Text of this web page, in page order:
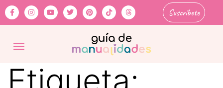
Suscríbete
Etiqueta: